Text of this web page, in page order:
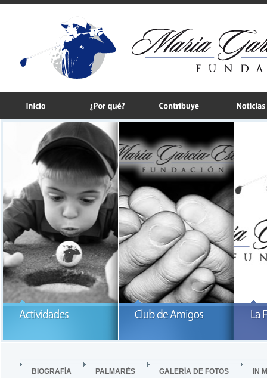
Participa con la Fundación María
BIOGRAFÍA PALMARÉS GALERÍA DE FOTOS IN